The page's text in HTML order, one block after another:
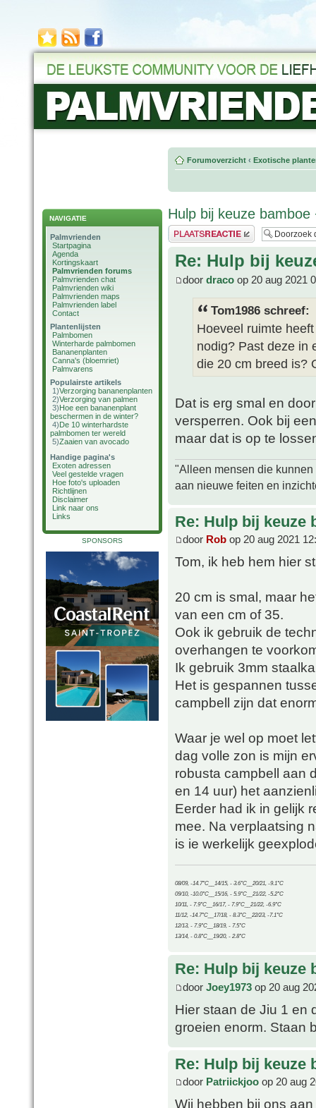
NAVIGATIE
Palmvrienden
Startpagina
Agenda
Kortingskaart
Palmvrienden forums
Palmvrienden chat
Palmvrienden wiki
Palmvrienden maps
Palmvrienden label
Contact
Plantenlijsten
Palmbomen
Winterharde palmbomen
Bananenplanten
Canna's (bloemriet)
Palmvarens
Populairste artikels
1)Verzorging bananenplanten
2)Verzorging van palmen
3)Hoe een bananenplant
beschermen in de winter?
4)De 10 winterhardste
palmbomen ter wereld
5)Zaaien van avocado
Handige pagina's
Exoten adressen
Veel gestelde vragen
Hoe foto's uploaden
Richtlijnen
Disclaimer
Link naar ons
Links
SPONSORS
Forumoverzicht ‹ Exotische
Hulp bij keuze bamboe
Plaats een reactie
Re: Hulp bij
door draco op 20 aug 2021
Tom1986 schreef:
Hoeveel ruimte
nodig? Past deze in
die 20 cm breed is?
Dat is erg smal en
versperren. Ook bij
maar dat is op te
"Alleen mensen die
aan nieuwe feiten en
Re: Hulp bij keuze
door Rob op 20 aug 2021
Tom, ik heb hem hier
20 cm is smal, maar
van een cm of 35.
Ook ik gebruik de
overhangen te
Ik gebruik 3mm
Het is gespannen
campbell zijn dat
Waar je wel op moet
dag volle zon is mijn
robusta campbell aan
en 14 uur) het
Eerder had ik in gelijk
mee. Na verplaatsing
is ie werkelijk
08/09, -14.7°C__14/15, - 3.6°C__20/21, -9.1°C
09/10, -10.0°C__15/16, - 5.9°C__21/22, -5.2°C
10/11, - 7.9°C__16/17, - 7.9°C__21/22, -6.9°C
11/12, -14.7°C__17/18, - 8.3°C__22/23, -7.1°C
12/13, - 7.9°C__18/19, - 7.5°C
13/14, - 0.8°C__19/20, - 2.8°C
Re: Hulp bij keuze
door Joey1973 op 20 aug
Hier staan de Jiu 1 en
groeien enorm. Staan
Re: Hulp bij keuze
door Patriickjoo op 20 aug
Wij hebben bij ons